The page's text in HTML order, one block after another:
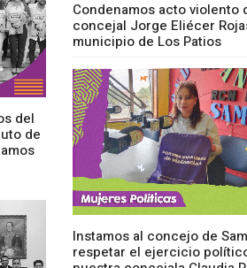
del
de
Condenamos acto violento
concejal Jorge Eliécer
municipio de Los Patios
Instamos al concejo de
respetar el ejercicio